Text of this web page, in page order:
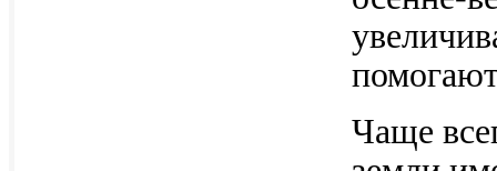
Чаще